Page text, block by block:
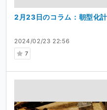
2024/02/23 22:56
7
2月23日のコラム：朝型化